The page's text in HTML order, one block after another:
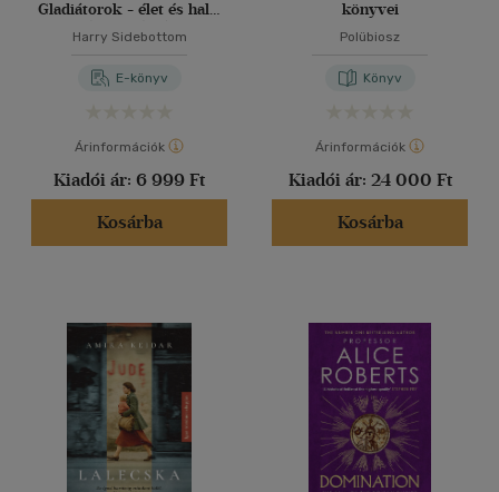
Gladiátorok - élet és halál
Harry Sidebottom
E-könyv
Árinformációk
Kiadói ár: 6 999 Ft
Kosárba
könyvei
Polübiosz
Könyv
Árinformációk
Kiadói ár: 24 000 Ft
Kosárba